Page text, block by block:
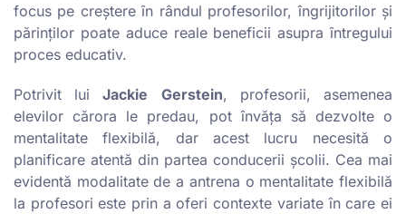
focus pe creștere în rândul profesorilor, îngrijitorilor și
părinților poate aduce reale beneficii asupra întregului
proces educativ.
Potrivit luiJackie Gerstein, profesorii, asemenea
elevilor cărora le predau, pot învăța să dezvolte o
mentalitate flexibilă, dar acest lucru necesită o
planificare atentă din partea conducerii școlii. Cea mai
evidentă modalitate de a antrena o mentalitate flexibilă
la profesori este prin a oferi contexte variate în care ei